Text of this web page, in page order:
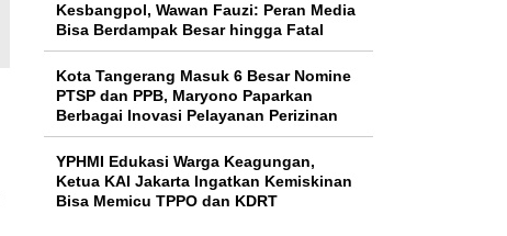
Kesbangpol, Wawan Fauzi: Peran Media
Bisa Berdampak Besar hingga Fatal
Kota Tangerang Masuk 6 Besar Nomine
PTSP dan PPB, Maryono Paparkan
Berbagai Inovasi Pelayanan Perizinan
YPHMI Edukasi Warga Keagungan,
Ketua KAI Jakarta Ingatkan Kemiskinan
Bisa Memicu TPPO dan KDRT